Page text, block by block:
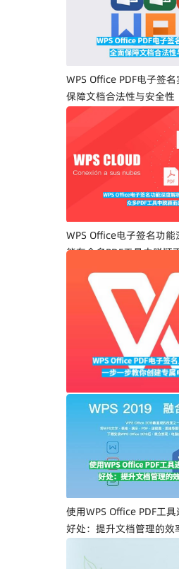
WPS Office PDF电子签
保障文档合法性与安全性
WPS Office电子签名功
能在众多PDF工具中脱颖
WPS Office PDF电子签
一步教你创建专属电子签
使用WPS Office PDF工
好处：提升文档管理的效